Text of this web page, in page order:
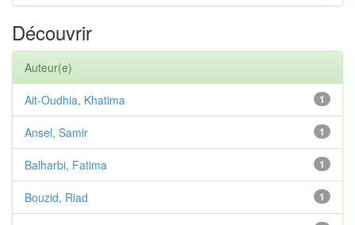
Découvrir
Auteur(e)
1
Ait-Oudhia, Khatima
1
Ansel, Samir
1
Balharbi, Fatima
1
Bouzid, Riad